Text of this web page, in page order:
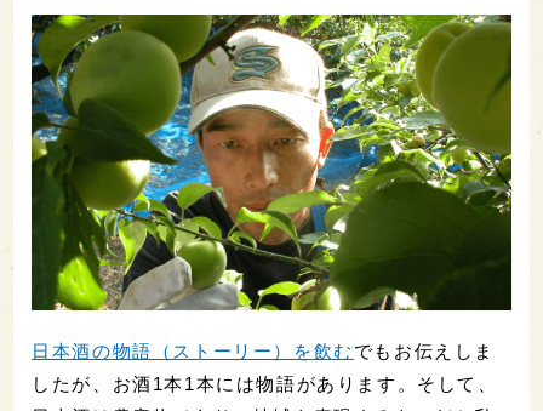
日本酒の物語（ストーリー）を飲む でもお伝えしま
したが、お酒1本1本には物語があります。そして、